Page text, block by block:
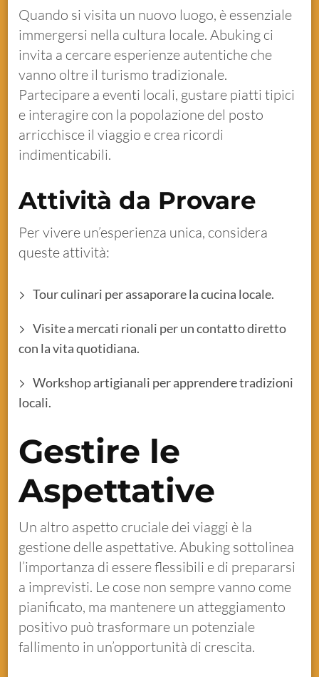
Quando si visita un nuovo luogo, è essenziale
immergersi nella cultura locale. Abuking ci
invita a cercare esperienze autentiche che
vanno oltre il turismo tradizionale.
Partecipare a eventi locali, gustare piatti tipici
e interagire con la popolazione del posto
arricchisce il viaggio e crea ricordi
indimenticabili.
Attività da Provare
Per vivere un’esperienza unica, considera
queste attività:
Tour culinari per assaporare la cucina locale.
Visite a mercati rionali per un contatto diretto
con la vita quotidiana.
Workshop artigianali per apprendere tradizioni
locali.
Gestire le
Aspettative
Un altro aspetto cruciale dei viaggi è la
gestione delle aspettative. Abuking sottolinea
l’importanza di essere flessibili e di prepararsi
a imprevisti. Le cose non sempre vanno come
pianificato, ma mantenere un atteggiamento
positivo può trasformare un potenziale
fallimento in un’opportunità di crescita.